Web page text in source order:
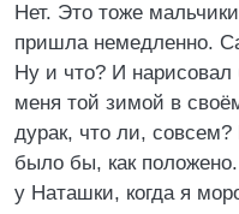
Нет. Это тоже
пришла немедленно.
Ну и что? И
меня той зимой в
дурак, что ли,
было бы, как
у Наташки, когда я